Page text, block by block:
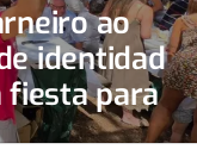
ao
identidad
para